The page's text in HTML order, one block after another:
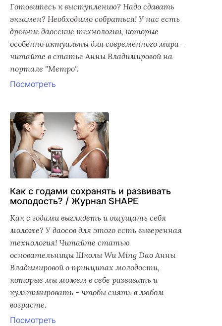
Готовитесь к выступлению? Надо сдавать
экзамен? Необходимо собраться! У нас есть
древние даосские технологии, которые
особенно актуальны для современного мира -
читайте в статье Анны Владимировой на
портале "Метро".
Посмотреть
Как с годами сохранять и развивать
молодость? / Журнал SHAPE
Как с годами выглядеть и ощущать себя
моложе? У даосов для этого есть выверенная
технология! Читайте статью
основательницы Школы Wu Ming Dao Анны
Владимировой о принципах молодости,
которые мы можем в себе развивать и
культивировать - чтобы сиять в любом
возрасте.
Посмотреть